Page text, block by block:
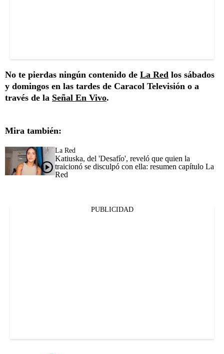
No te pierdas ningún contenido de La Red los sábados
y domingos en las tardes de Caracol Televisión o a
través de la Señal En Vivo.
Mira también:
La Red
Katiuska, del 'Desafío', reveló que quien la
traicionó se disculpó con ella: resumen capítulo La
Red
PUBLICIDAD